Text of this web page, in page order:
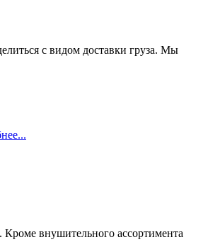
с видом доставки груза. Мы
внушительного ассортимента